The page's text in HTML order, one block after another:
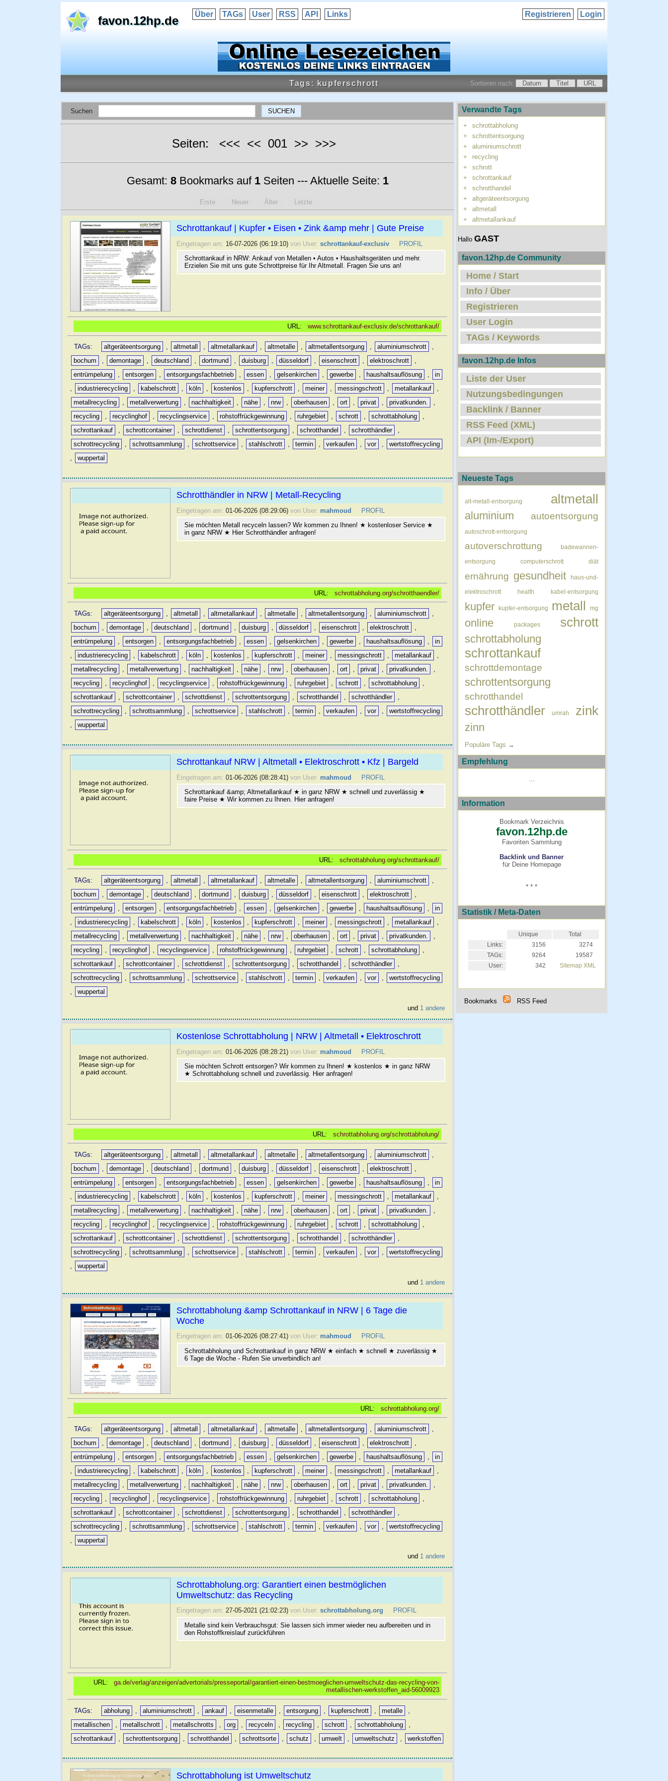
favon.12hp.de Über TAGs User RSS API Links Login
Registrieren
Tags: kupferschrott Sortieren nach: Datum Titel URL
Suchen
Seiten: <<< << 001 >> >>>
Gesamt: 8Bookmarks auf 1Seiten --- Aktuelle Seite: 1
Erste Neuer Älter Letzte
Schrottankauf | Kupfer • Eisen • Zink &amp mehr | Gute Preise
Eingetragen am: 16-07-2026 (06:19:10) von User: schrottankauf-exclusiv
PROFIL
Schrottankauf in NRW: Ankauf von Metallen • Autos • Haushaltsgeräten und mehr.
Erzielen Sie mit uns gute Schrottpreise für Ihr Altmetall. Fragen Sie uns an!
URL: www.schrottankauf-exclusiv.de/schrottankauf/
TAGs: altgeräteentsorgung , altmetall , altmetallankauf , altmetalle , altmetallentsorgung , aluminiumschrott
,
bochum
, demontage , deutschland , dortmund , duisburg , düsseldorf , eisenschrott , elektroschrott
,
entrümpelung
, entsorgen , entsorgungsfachbetrieb , essen , gelsenkirchen , gewerbe , haushaltsauflösung ,
in
,
industrierecycling , kabelschrott , köln , kostenlos , kupferschrott , meiner , messingschrott , metallankauf
,
metallrecycling
, metallverwertung , nachhaltigkeit , nähe , nrw , oberhausen , ort , privat , privatkunden.
,
recycling
, recyclinghof , recyclingservice , rohstoffrückgewinnung , ruhrgebiet , schrott , schrottabholung
,
schrottankauf
, schrottcontainer , schrottdienst , schrottentsorgung , schrotthandel , schrotthändler
,
schrottrecycling
, schrottsammlung , schrottservice , stahlschrott , termin , verkaufen , vor ,
wertstoffrecycling
,
wuppertal
Schrotthändler in NRW | Metall-Recycling
Eingetragen am: 01-06-2026 (08:29:06) von User: mahmoud
PROFIL
Sie möchten Metall recyceln lassen? Wir kommen zu Ihnen! ★ kostenloser Service ★
in ganz NRW ★ Hier Schrotthändler anfragen!
URL: schrottabholung.org/schrotthaendler/
TAGs: altgeräteentsorgung , altmetall , altmetallankauf , altmetalle , altmetallentsorgung , aluminiumschrott
,
bochum
, demontage , deutschland , dortmund , duisburg , düsseldorf , eisenschrott , elektroschrott
,
entrümpelung
, entsorgen , entsorgungsfachbetrieb , essen , gelsenkirchen , gewerbe , haushaltsauflösung ,
in
,
industrierecycling , kabelschrott , köln , kostenlos , kupferschrott , meiner , messingschrott , metallankauf
,
metallrecycling
, metallverwertung , nachhaltigkeit , nähe , nrw , oberhausen , ort , privat , privatkunden.
,
recycling
, recyclinghof , recyclingservice , rohstoffrückgewinnung , ruhrgebiet , schrott , schrottabholung
,
schrottankauf
, schrottcontainer , schrottdienst , schrottentsorgung , schrotthandel , schrotthändler
,
schrottrecycling
, schrottsammlung , schrottservice , stahlschrott , termin , verkaufen , vor ,
wertstoffrecycling
,
wuppertal
Schrottankauf NRW | Altmetall • Elektroschrott • Kfz | Bargeld
Eingetragen am: 01-06-2026 (08:28:41) von User: mahmoud
PROFIL
Schrottankauf &amp; Altmetallankauf ★ in ganz NRW ★ schnell und zuverlässig ★
faire Preise ★ Wir kommen zu Ihnen. Hier anfragen!
URL: schrottabholung.org/schrottankauf/
TAGs: altgeräteentsorgung , altmetall , altmetallankauf , altmetalle , altmetallentsorgung , aluminiumschrott
,
bochum
, demontage , deutschland , dortmund , duisburg , düsseldorf , eisenschrott , elektroschrott
,
entrümpelung
, entsorgen , entsorgungsfachbetrieb , essen , gelsenkirchen , gewerbe , haushaltsauflösung ,
in
,
industrierecycling , kabelschrott , köln , kostenlos , kupferschrott , meiner , messingschrott , metallankauf
,
metallrecycling
, metallverwertung , nachhaltigkeit , nähe , nrw , oberhausen , ort , privat , privatkunden.
,
recycling
, recyclinghof , recyclingservice , rohstoffrückgewinnung , ruhrgebiet , schrott , schrottabholung
,
schrottankauf
, schrottcontainer , schrottdienst , schrottentsorgung , schrotthandel , schrotthändler
,
schrottrecycling
, schrottsammlung , schrottservice , stahlschrott , termin , verkaufen , vor ,
wertstoffrecycling
,
wuppertal
und 1 andere
Kostenlose Schrottabholung | NRW | Altmetall • Elektroschrott
Eingetragen am: 01-06-2026 (08:28:21) von User: mahmoud
PROFIL
Sie möchten Schrott entsorgen? Wir kommen zu Ihnen! ★ kostenlos ★ in ganz NRW
★ Schrottabholung schnell und zuverlässig. Hier anfragen!
URL: schrottabholung.org/schrottabholung/
TAGs: altgeräteentsorgung , altmetall , altmetallankauf , altmetalle , altmetallentsorgung , aluminiumschrott
,
bochum
, demontage , deutschland , dortmund , duisburg , düsseldorf , eisenschrott , elektroschrott
,
entrümpelung
, entsorgen , entsorgungsfachbetrieb , essen , gelsenkirchen , gewerbe , haushaltsauflösung ,
in
,
industrierecycling , kabelschrott , köln , kostenlos , kupferschrott , meiner , messingschrott , metallankauf
,
metallrecycling
, metallverwertung , nachhaltigkeit , nähe , nrw , oberhausen , ort , privat , privatkunden.
,
recycling
, recyclinghof , recyclingservice , rohstoffrückgewinnung , ruhrgebiet , schrott , schrottabholung
,
schrottankauf
, schrottcontainer , schrottdienst , schrottentsorgung , schrotthandel , schrotthändler
,
schrottrecycling
, schrottsammlung , schrottservice , stahlschrott , termin , verkaufen , vor ,
wertstoffrecycling
,
wuppertal
und 1 andere
Schrottabholung &amp Schrottankauf in NRW | 6 Tage die
Woche
Eingetragen am: 01-06-2026 (08:27:41) von User: mahmoud
PROFIL
Schrottabholung und Schrottankauf in ganz NRW ★ einfach ★ schnell ★ zuverlässig ★
6 Tage die Woche - Rufen Sie unverbindlich an!
URL: schrottabholung.org/
TAGs: altgeräteentsorgung altmetall altmetallankauf altmetalle altmetallentsorgung aluminiumschrott
bochum
demontage deutschland dortmund duisburg düsseldorf eisenschrott elektroschrott
entrümpelung
entsorgen entsorgungsfachbetrieb essen gelsenkirchen gewerbe haushaltsauflösung
in
industrierecycling kabelschrott köln kostenlos kupferschrott meiner messingschrott metallankauf
metallrecycling
metallverwertung nachhaltigkeit nähe nrw oberhausen ort privat privatkunden.
recycling
recyclinghof recyclingservice rohstoffrückgewinnung ruhrgebiet schrott schrottabholung
schrottankauf
schrottcontainer schrottdienst schrottentsorgung schrotthandel schrotthändler
schrottrecycling
schrottsammlung schrottservice stahlschrott termin verkaufen vor
wertstoffrecycling
wuppertal
und 1 andere
Schrottabholung.org: Garantiert einen bestmöglichen
Umweltschutz: das Recycling
Eingetragen am: 27-05-2021 (21:02:23) von User: schrottabholung.org
PROFIL
Metalle sind kein Verbrauchsgut: Sie lassen sich immer wieder neu aufbereiten und in
den Rohstoffkreislauf zurückführen
URL: ga.de/verlag/anzeigen/advertorials/presseportal/garantiert-einen-bestmoeglichen-umweltschutz-das-recycling-von-
metallischen-werkstoffen_aid-56009923
TAGs: abholung aluminiumschrott ankauf eisenmetalle entsorgung kupferschrott metalle
metallischen
metallschrott metallschrotts org recyceln recycling schrott schrottabholung
schrottankauf
schrottentsorgung schrotthandel schrottsorte schutz umwelt umweltschutz werkstoffen
Schrottabholung ist Umweltschutz
Verwandte Tags
+
schrottabholung
+
schrottentsorgung
+
aluminiumschrott
+
recycling
+
schrott
+
schrottankauf
+
schrotthandel
+
altgeräteentsorgung
+
altmetall
+
altmetallankauf
Hallo GAST
favon.12hp.de Community
Home / Start
Info / Über
Registrieren
User Login
TAGs / Keywords
favon.12hp.de Infos
Liste der User
Nutzungsbedingungen
Backlink / Banner
RSS Feed (XML)
API (Im-/Export)
Neueste Tags
alt-metall-entsorgung altmetall
aluminium autoentsorgung
autoschrott-entsorgung
autoverschrottung badewannen-
entsorgung computerschrott diät
ernährung gesundheit haus-und-
elektroschrott health kabel-entsorgung
kupfer kupfer-entsorgung metall mg
online packages schrott
schrottabholung
schrottankauf
schrottdemontage
schrottentsorgung
schrotthandel
schrotthändler umrah zink
zinn
Populäre Tags →
Empfehlung
Information
Bookmark Verzeichnis
favon.12hp.de
Favoriten Sammlung
Backlink und Banner
für Deine Homepage
* * *
Statistik / Meta-Daten
Unique
Total
Links:
3156
3274
TAGs:
9264
19587
User:
342 Sitemap XML
Bookmarks RSS Feed